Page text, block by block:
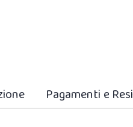
Pagamenti e Resi